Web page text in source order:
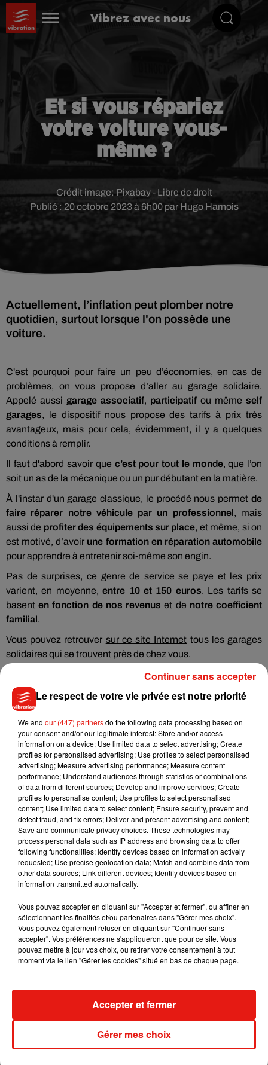
Vibrez avec nous
Et si vous répariez
votre voiture vous-
même ?
Publié : 20 octobre 2023 à 6h00 par Hugo Harnois
Crédit image:Pixabay - Libre de droit
Actuellement, l’inflation peut plomber notre
quotidien, surtout lorsque l'on possède une
voiture.
C'est pourquoi pour faire un peu d’économies, en cas de
problèmes, on vous propose d’aller au garage solidaire.
Appelé aussi garage associatif, participatif ou même self
garages, le dispositif nous propose des tarifs à prix très
avantageux, mais pour cela, évidemment, il y a quelques
conditions à remplir.
Il faut d'abord savoir que c’est pour tout le monde, que l’on
soit un as de la mécanique ou un pur débutant en la matière.
À l'instar d'un garage classique, le procédé nous permet de
faire réparer notre véhicule par un professionnel, mais
aussi de profiter des équipements sur place, et même, si on
est motivé, d’avoir une formation en réparation automobile
pour apprendre à entretenir soi-même son engin.
Pas de surprises, ce genre de service se paye et les prix
varient, en moyenne,entre 10 et 150 euros. Les tarifs se
basenten fonction de nos revenus et de notre coefficient
familial.
Vous pouvez retrouver sur ce site Internet tous les garages
solidaires qui se trouvent près de chez vous.
Musique
7 août 2026
Julien Lieb s’essaye à la vie de chatelain
dans son nouveau clip
7 août 2026
Madonna sort enfin le remix de « Love
Sensation » avec Kylie Minogue
Tayc et Didi B dévoilent le single le plus
dansant de l’année
collaboration tant attendue
Le respect de votre vie privée est notre priorité
We and our (447) partnersdo the following data processing based on
your consent and/or our legitimate interest: Store and/or access
information on a device; Use limited data to select advertising; Create
profiles for personalised advertising; Use profiles to select personalised
advertising; Measure advertising performance; Measure content
performance; Understand audiences through statistics or combinations
of data from different sources; Develop and improve services; Create
profiles to personalise content; Use profiles to select personalised
content; Use limited data to select content; Ensure security, prevent and
detect fraud, and fix errors; Deliver and present advertising and content;
Save and communicate privacy choices. These technologies may
process personal data such as IP address and browsing data to offer
following functionalities: Identify devices based on information actively
requested; Use precise geolocation data; Match and combine data from
other data sources; Link different devices; Identify devices based on
information transmitted automatically.
Vous pouvez accepter en cliquant sur "Accepter et fermer", ou affiner en
sélectionnant les finalités et/ou partenaires dans "Gérer mes choix".
Vous pouvez également refuser en cliquant sur "Continuer sans
accepter". Vos préférences ne s'appliqueront que pour ce site. Vous
pouvez mettre à jour vos choix, ou retirer votre consentement à tout
moment via le lien "Gérer les cookies" situé en bas de chaque page.
Gérer mes choix
Accepter et fermer
Continuer sans accepter